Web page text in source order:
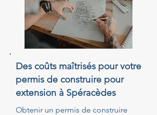
Des coûts maîtrisés pour votre
permis de construire pour
extension à Spéracèdes
Obtenir un permis de construire